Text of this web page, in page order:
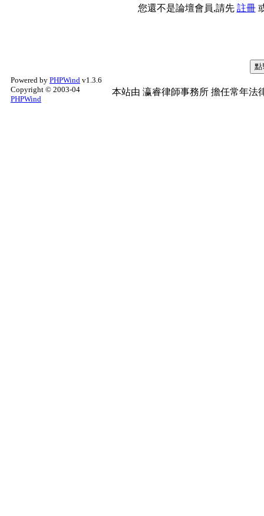
您還不是論壇會員,請先 註冊
Powered by PHPWind v1.3.6
Copyright © 2003-04
PHPWind
本站由 瀛睿律師事務所 擔任常年法